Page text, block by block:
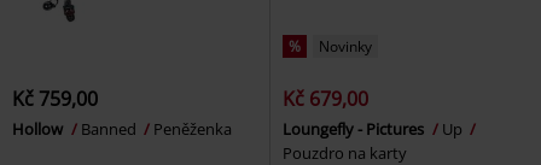
Kč 759,00
Hollow Banned Peněženka
% Novinky
Kč 679,00
Loungefly - Pictures
Up
Pouzdro na karty